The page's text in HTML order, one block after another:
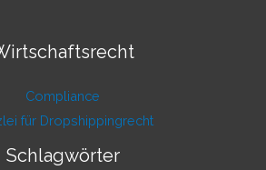
Compliance
für Dropshippingrecht
Schlagwörter